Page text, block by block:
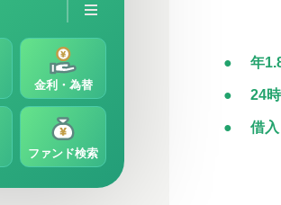
金利・為替
ファンド検索
年
24
借